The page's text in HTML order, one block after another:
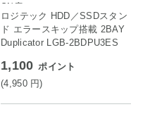
ON店
ロジテック HDD／SSDスタン
ド エラースキップ搭載 2BAY
Duplicator LGB-2BDPU3ES
1,100 ポイント
(4,950 円)